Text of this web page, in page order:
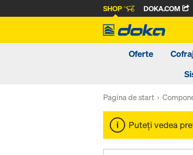
SHOP DOKA.COM
Oferte
Pagina de start
Puteţi vedea